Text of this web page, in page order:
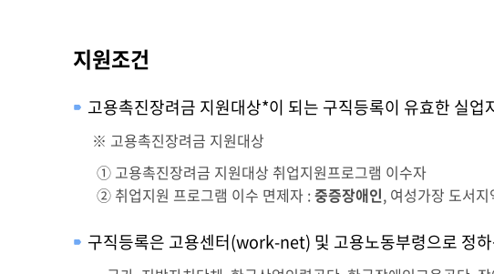
지원조건
고용촉진장려금 지원대상*이 되는 구직등록이 유효한 실업
※ 고용촉진장려금 지원대상
① 고용촉진장려금 지원대상 취업지원프로그램 이수자
② 취업지원 프로그램 이수 면제자 :중증장애인, 여성가장 도서
구직등록은 고용센터(work-net) 및 고용노동부령으로 정